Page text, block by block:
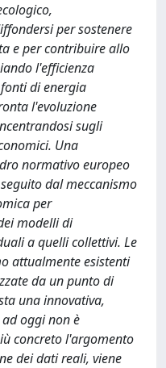
per sostenere
e per contribuire allo
l'efficienza
di energia
l'evoluzione
sugli
Una
normativo europeo
dal meccanismo
per
modelli di
a quelli collettivi. Le
attualmente esistenti
da un punto di
una innovativa,
oggi non è
concreto l'argomento
dei dati reali, viene